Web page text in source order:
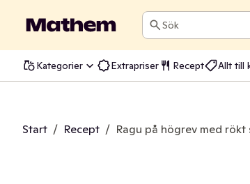
Sök
Kategorier Extrapriser Recept Allt till
Start / Recept / Ragu på högrev med rökt